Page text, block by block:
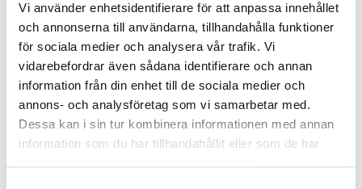
Vi använder enhetsidentifierare för att anpassa innehållet
och annonserna till användarna, tillhandahålla funktioner
för sociala medier och analysera vår trafik. Vi
vidarebefordrar även sådana identifierare och annan
information från din enhet till de sociala medier och
annons- och analysföretag som vi samarbetar med.
Dessa kan i sin tur kombinera informationen med annan
information som du har tillhandahållit eller som de har
varianter.
De
olika
alternativen
kan
på
produktsidan